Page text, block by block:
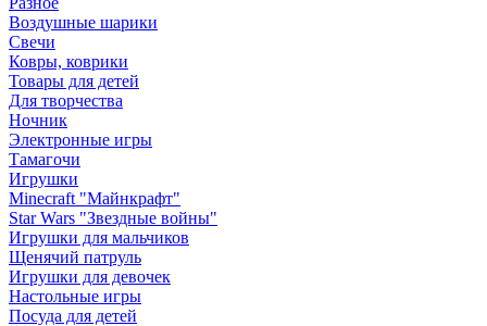
Воздушные шарики
Свечи
Ковры, коврики
Товары для детей
Для творчества
Ночник
Электронные игры
Тамагочи
Игрушки
Minecraft "Майнкрафт"
Star Wars "Звездные войны"
Игрушки для мальчиков
Щенячий патруль
Игрушки для девочек
Настольные игры
Посуда для детей